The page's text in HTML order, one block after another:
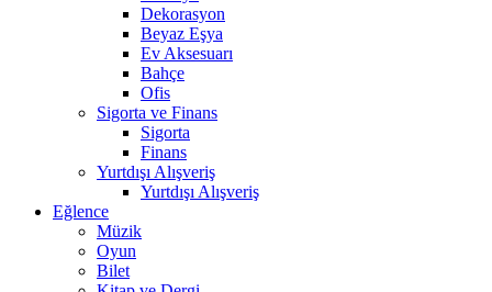
Dekorasyon
Beyaz Eşya
Ev Aksesuarı
Bahçe
Ofis
Sigorta ve Finans
Sigorta
Finans
Yurtdışı Alışveriş
Yurtdışı Alışveriş
Eğlence
Müzik
Oyun
Bilet